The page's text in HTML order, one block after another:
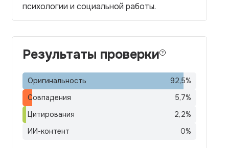
психологии и социальной работы.
Результаты проверки
Оригинальность 92,5%
Совпадения
5,7%
Цитирования
2,2%
ИИ-контент
0%